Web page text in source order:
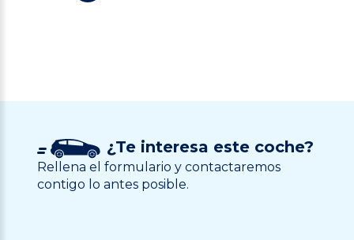
¿Te interesa este coche?
Rellena el formulario y contactaremos
contigo lo antes posible.